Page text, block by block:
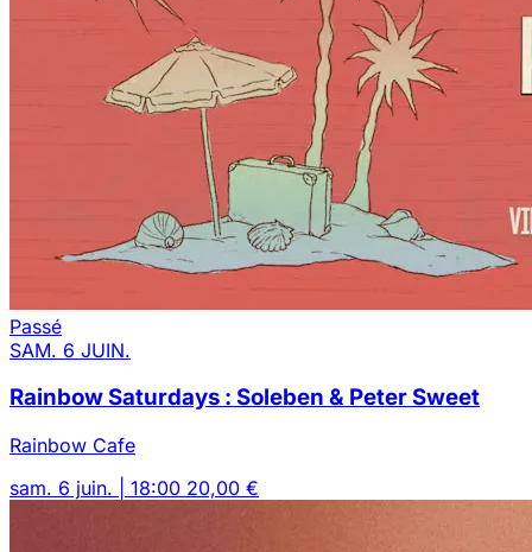
Passé
SAM. 6 JUIN.
Rainbow Saturdays : Soleben & Peter Sweet
Rainbow Cafe
sam. 6 juin. | 18:00 20,00 €